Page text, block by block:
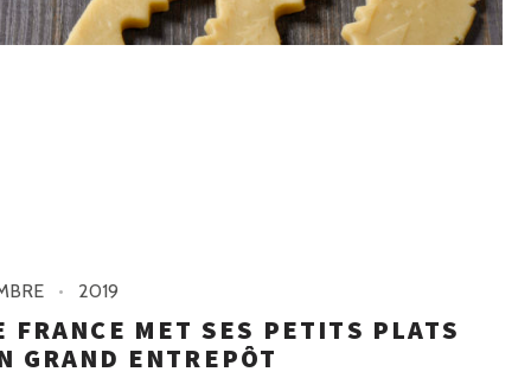
2019
FRANCE MET SES PETITS PLATS
GRAND ENTREPÔT